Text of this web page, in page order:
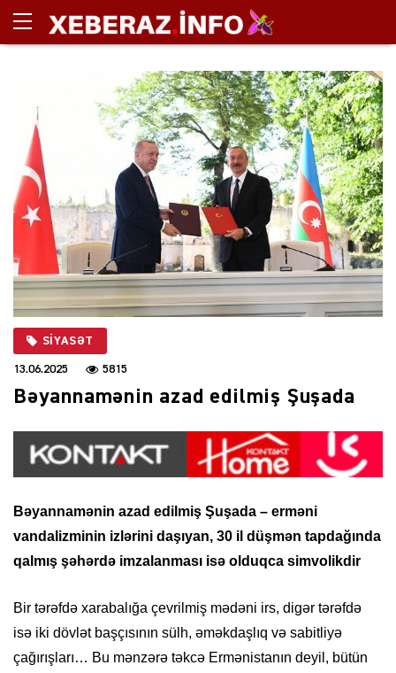
SIYASƏT
13.06.2025 5815
Bəyannamənin azad edilmiş Şuşada
Bəyannamənin azad edilmiş Şuşada – erməni
vandalizminin izlərini daşıyan, 30 il düşmən tapdağında
qalmış şəhərdə imzalanması isə olduqca simvolikdir
Bir tərəfdə xarabalığa çevrilmiş mədəni irs, digər tərəfdə
isə iki dövlət başçısının sülh, əməkdaşlıq və sabitliyə
çağırışları… Bu mənzərə təkcə Ermənistanın deyil, bütün